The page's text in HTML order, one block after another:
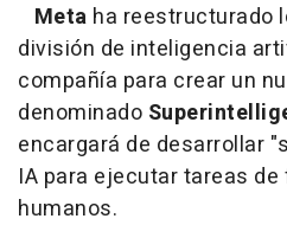
Meta ha reestructurado
división de inteligencia
compañía para crear un
denominado
encargará de desarrollar
IA para ejecutar tareas
humanos.